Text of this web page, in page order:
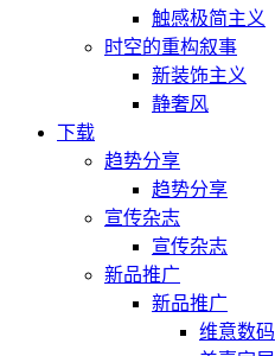
触感极简主义
时空的重构叙事
新装饰主义
静奢风
下载
趋势分享
趋势分享
宣传杂志
宣传杂志
新品推广
新品推广
维意数码